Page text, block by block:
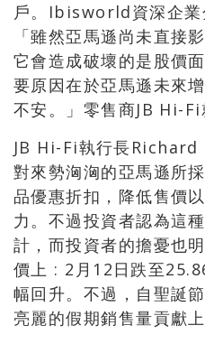
戶。Ibisworld資深企
「雖然亞馬遜尚未直接
它會造成破壞的是股價
要原因在於亞馬遜未來
不安。」零售商JB Hi-Fi
JB Hi-Fi執行長
對來勢洶洶的亞馬遜所
品優惠折扣，降低售價
力。不過投資者認為這
計，而投資者的擔憂也
價上 : 2月12日跌至
幅回升。不過，自聖誕
亮麗的假期銷售量貢獻上